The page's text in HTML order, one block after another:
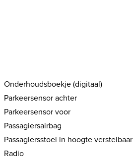
Onderhoudsboekje (digitaal)
Parkeersensor achter
Parkeersensor voor
Passagiersairbag
Passagiersstoel in hoogte verstelbaar
Radio